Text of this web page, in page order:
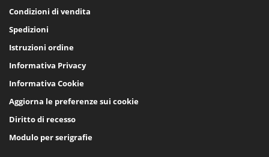
Condizioni di vendita
Spedizioni
Istruzioni ordine
Informativa Privacy
Informativa Cookie
Aggiorna le preferenze sui cookie
Diritto di recesso
Modulo per serigrafie